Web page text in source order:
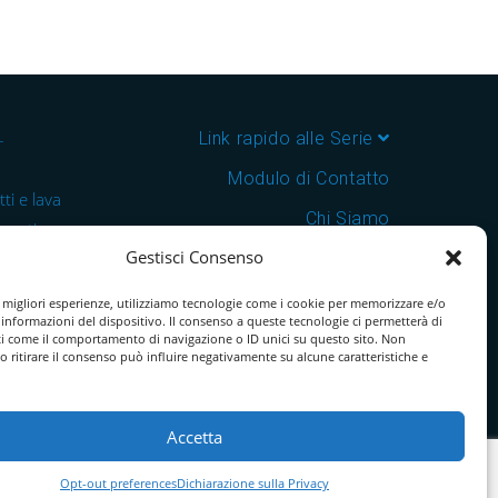
Gestisci Consenso
esperienze, utilizziamo tecnologie come i cookie per memorizzare e/o
informazioni del dispositivo. Il consenso a queste tecnologie ci permetterà di
come il comportamento di navigazione o ID unici su questo sito. Non
ritirare il consenso può influire negativamente su alcune caratteristiche e
Accetta
Opt-out preferencesDichiarazione sulla Privacy
e lava
e
in
Link rapido alle Serie
Modulo di Contatto
Chi Siamo
Download Catalogo PDF
Cookie Policy